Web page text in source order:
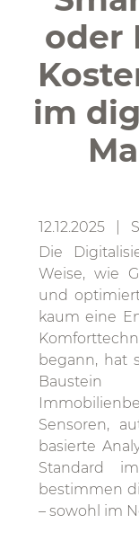
oder
im
12.12.2025 |
Die
Weise, wie
und
kaum eine
begann, hat
Sensoren,
basierte
Standard
bestimmen
– sowohl im